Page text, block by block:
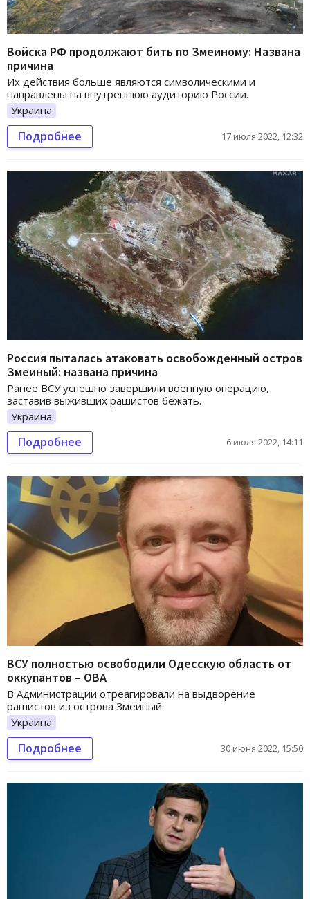
Войска РФ продолжают бить по Змеиному: Названа
причина
Их действия больше являются символическими и
направлены на внутреннюю аудиторию России.
Украина
Подробнее 17 июля 2022, 12:32
Россия пыталась атаковать освобожденный остров
Змеиный: названа причина
Ранее ВСУ успешно завершили военную операцию,
заставив выживших рашистов бежать.
Украина
Подробнее 6 июля 2022, 14:11
ВСУ полностью освободили Одесскую область от
оккупантов – ОВА
В Администрации отреагировали на выдворение
рашистов из острова Змеиный.
Украина
Подробнее 30 июня 2022, 15:50